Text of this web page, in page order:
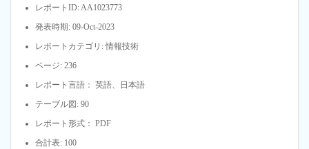
レポートID: AA1023773
発表時期: 09-Oct-2023
レポートカテゴリ: 情報技術
ページ: 236
レポート言語： 英語、日本語
テーブル図: 90
レポート形式： PDF
合計表: 100